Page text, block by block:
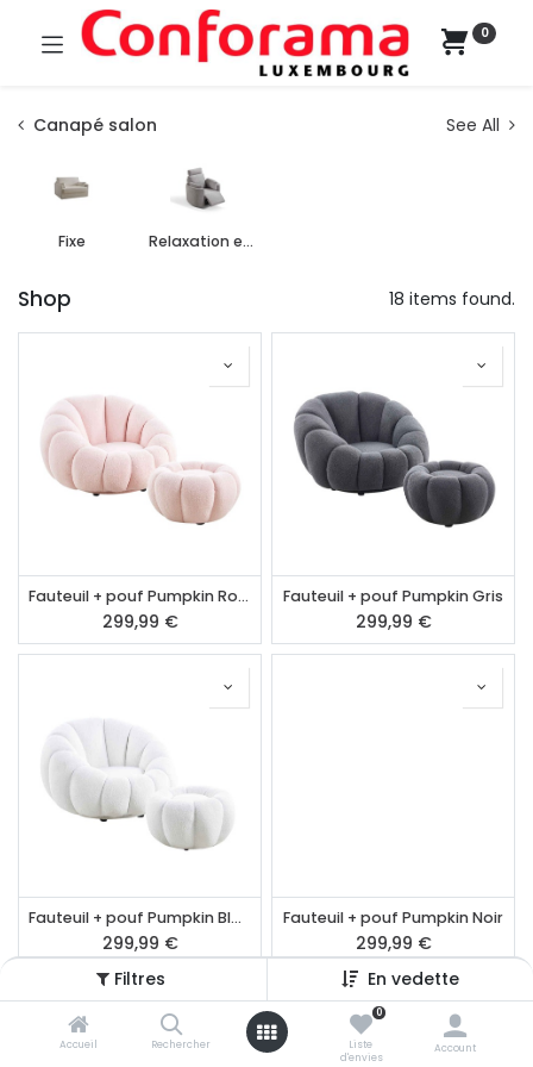
Filtres En vedette
Accueil Rechercher
0
Liste
d'envies
Account
0
Canapé salon See All
Fixe Relaxation et releveur
Shop 18 items found.
Fauteuil + pouf Pumpkin Rose
299,99 €
Fauteuil + pouf Pumpkin Gris
299,99 €
Fauteuil + pouf Pumpkin Blanc
299,99 €
Fauteuil + pouf Pumpkin Noir
299,99 €